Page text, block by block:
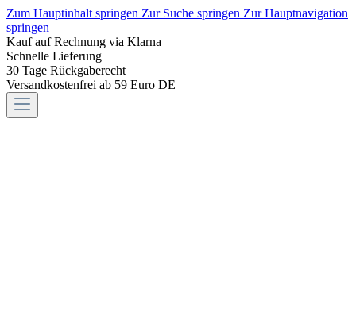
Zum Hauptinhalt springen Zur Suche springen Zur Hauptnavigation
springen
Kauf auf Rechnung via Klarna
Schnelle Lieferung
30 Tage Rückgaberecht
Versandkostenfrei ab 59 Euro DE